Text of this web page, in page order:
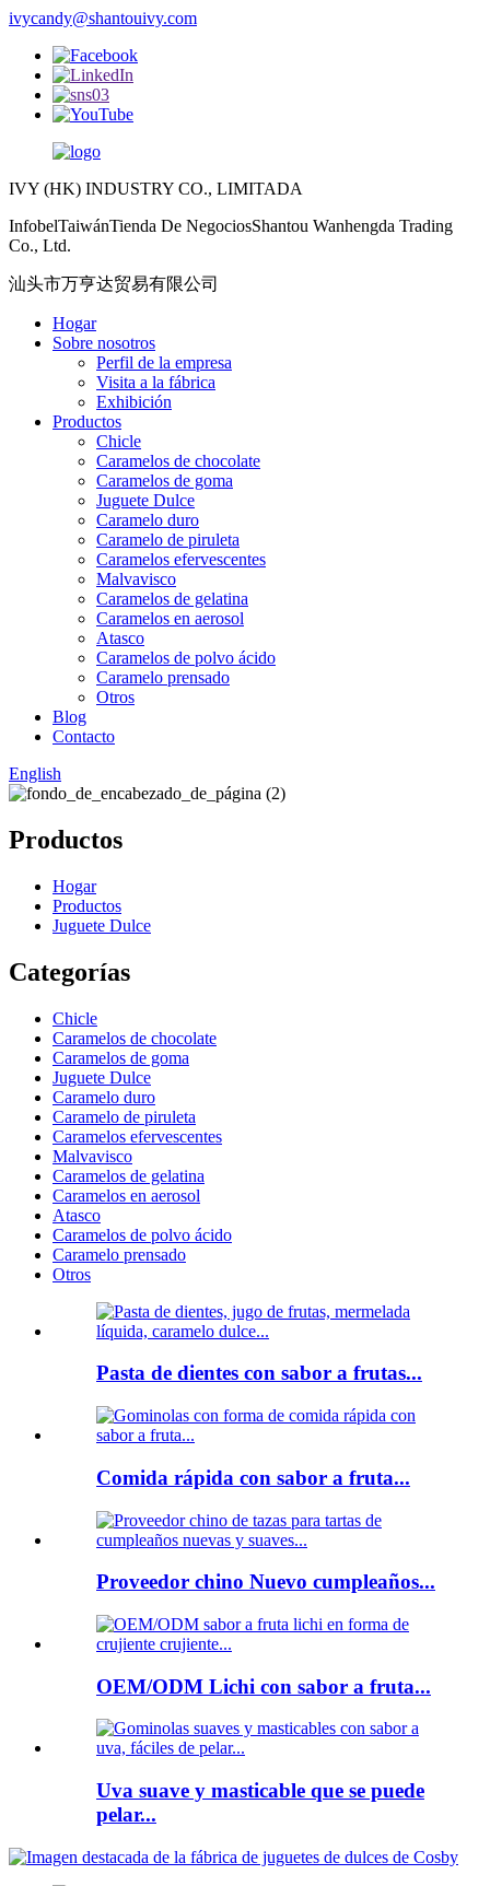
ivycandy@shantouivy.com
IVY (HK) INDUSTRY CO., LIMITADA
InfobelTaiwánTienda De NegociosShantou Wanhengda Trading
Co., Ltd.
汕头市万亨达贸易有限公司
Hogar
Sobre nosotros
Perfil de la empresa
Visita a la fábrica
Exhibición
Productos
Chicle
Caramelos de chocolate
Caramelos de goma
Juguete Dulce
Caramelo duro
Caramelo de piruleta
Caramelos efervescentes
Malvavisco
Caramelos de gelatina
Caramelos en aerosol
Atasco
Caramelos de polvo ácido
Caramelo prensado
Otros
Blog
Contacto
English
Productos
Hogar
Productos
Juguete Dulce
Categorías
Chicle
Caramelos de chocolate
Caramelos de goma
Juguete Dulce
Caramelo duro
Caramelo de piruleta
Caramelos efervescentes
Malvavisco
Caramelos de gelatina
Caramelos en aerosol
Atasco
Caramelos de polvo ácido
Caramelo prensado
Otros
Pasta de dientes con sabor a frutas...
Comida rápida con sabor a fruta...
Proveedor chino Nuevo cumpleaños...
OEM/ODM Lichi con sabor a fruta...
Uva suave y masticable que se puede
pelar...